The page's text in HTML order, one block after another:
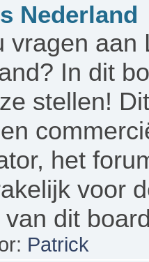
Nederland
vragen aan
In dit
stellen!
het
voor
van dit
Patrick